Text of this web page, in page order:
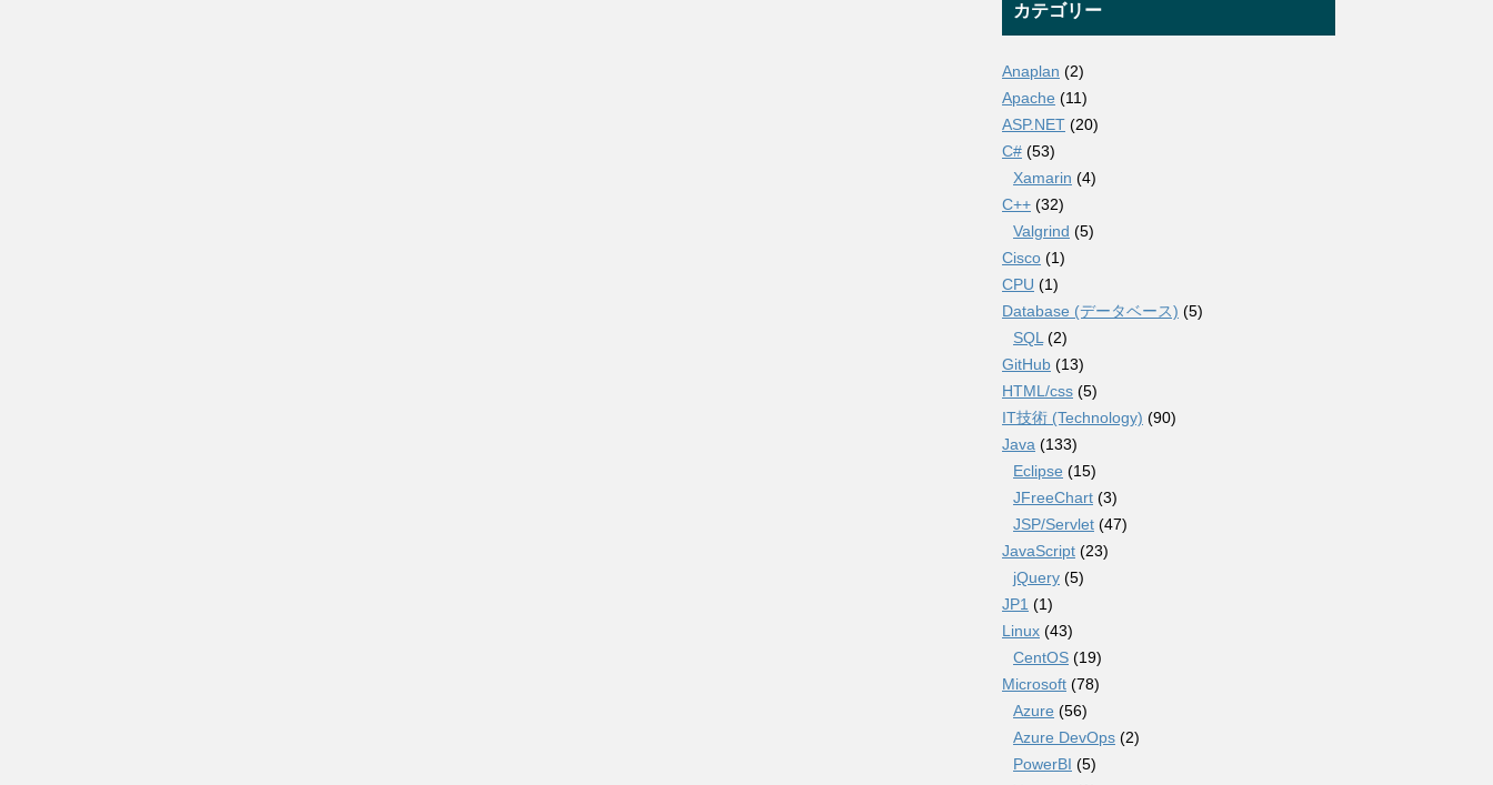
カテゴリー
Anaplan (2)
Apache (11)
ASP.NET (20)
C# (53)
Xamarin (4)
C++ (32)
Valgrind (5)
Cisco (1)
CPU (1)
Database (データベース) (5)
SQL (2)
GitHub (13)
HTML/css (5)
IT技術 (Technology) (90)
Java (133)
Eclipse (15)
JFreeChart (3)
JSP/Servlet (47)
JavaScript (23)
jQuery (5)
JP1 (1)
Linux (43)
CentOS (19)
Microsoft (78)
Azure (56)
Azure DevOps (2)
PowerBI (5)